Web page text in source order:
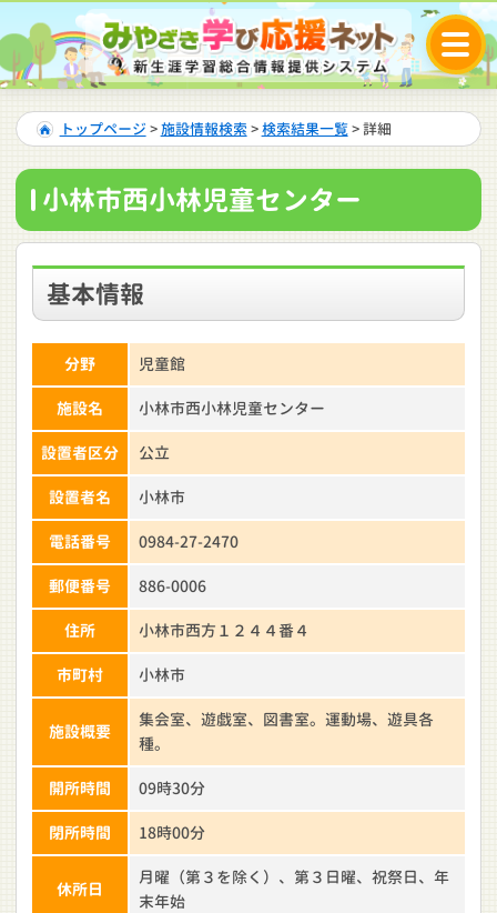
トップページ >施設情報検索 >検索結果一覧> 詳細
小林市西小林児童センター
基本情報
分野 児童館
施設名 小林市西小林児童センター
設置者区分 公立
設置者名 小林市
電話番号 0984-27-2470
郵便番号 886-0006
住所 小林市西方１２４４番４
市町村 小林市
施設概要
集会室、遊戯室、図書室。運動場、遊具各
種。
開所時間 09時30分
閉所時間 18時00分
休所日
月曜（第３を除く）、第３日曜、祝祭日、年
末年始